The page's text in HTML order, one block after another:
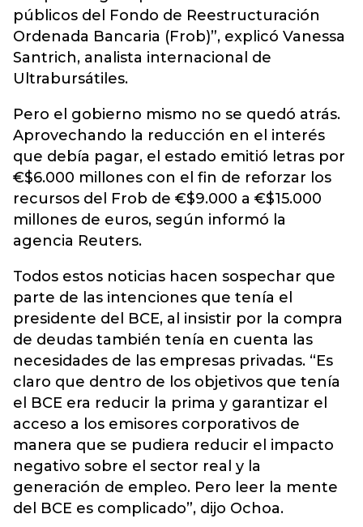
públicos del Fondo de Reestructuración
Ordenada Bancaria (Frob)”, explicó Vanessa
Santrich, analista internacional de
Ultrabursátiles.
Pero el gobierno mismo no se quedó atrás.
Aprovechando la reducción en el interés
que debía pagar, el estado emitió letras por
€$6.000 millones con el fin de reforzar los
recursos del Frob de €$9.000 a €$15.000
millones de euros, según informó la
agencia Reuters.
Todos estos noticias hacen sospechar que
parte de las intenciones que tenía el
presidente del BCE, al insistir por la compra
de deudas también tenía en cuenta las
necesidades de las empresas privadas. “Es
claro que dentro de los objetivos que tenía
el BCE era reducir la prima y garantizar el
acceso a los emisores corporativos de
manera que se pudiera reducir el impacto
negativo sobre el sector real y la
generación de empleo. Pero leer la mente
del BCE es complicado”, dijo Ochoa.